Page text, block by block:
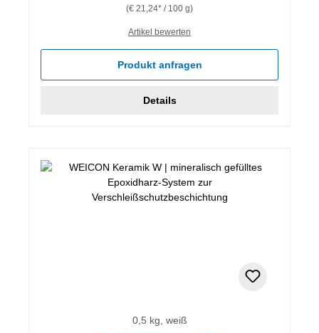
(€ 21,24* / 100 g)
Artikel bewerten
Produkt anfragen
Details
0,5 kg, weiß